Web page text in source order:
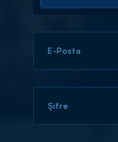
E-Posta
Şifre